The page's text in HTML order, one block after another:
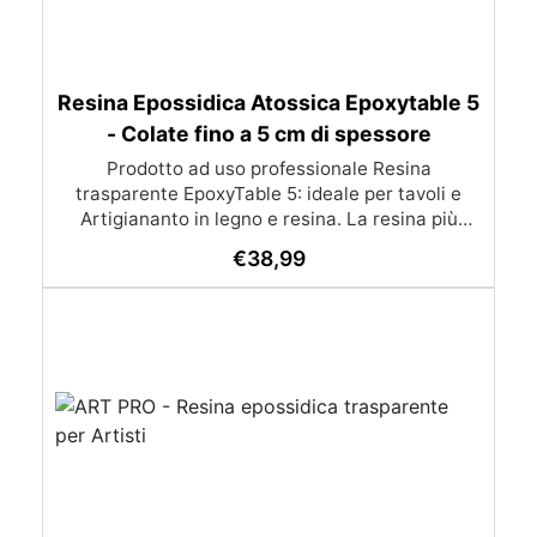
Resina Epossidica Atossica Epoxytable 5
- Colate fino a 5 cm di spessore
Prodotto ad uso professionale Resina
trasparente EpoxyTable 5: ideale per tavoli e
Artigiananto in legno e resina. La resina più
perfetta per colate di alto spessore fino a 5 cm.
Applicazioni Principali: Realizzazione di tavoli in
monete, pietre, ecc) Colate riempitive in
spessore dentro stampi e cassaforme
Caratteristiche principali: ✅ Bassissima
€38,99